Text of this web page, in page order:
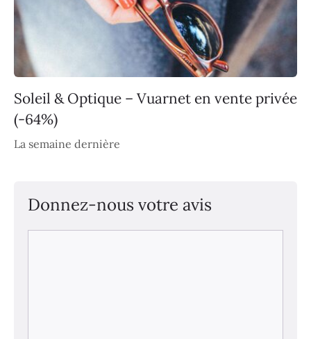
Soleil & Optique – Vuarnet en vente privée
(-64%)
La semaine dernière
Donnez-nous votre avis